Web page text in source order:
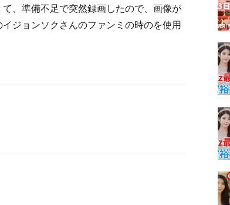
、準備不足で突然録画したので、画像が
ジョンソクさんのファンミの時のを使用